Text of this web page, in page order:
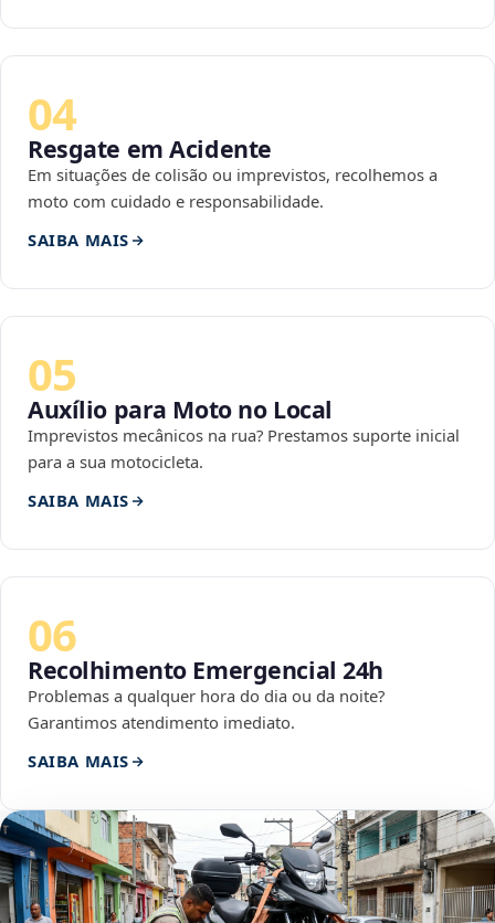
04
Resgate em Acidente
Em situações de colisão ou imprevistos, recolhemos a
moto com cuidado e responsabilidade.
SAIBA MAIS
05
Auxílio para Moto no Local
Imprevistos mecânicos na rua? Prestamos suporte inicial
para a sua motocicleta.
SAIBA MAIS
06
Recolhimento Emergencial 24h
Problemas a qualquer hora do dia ou da noite?
Garantimos atendimento imediato.
SAIBA MAIS